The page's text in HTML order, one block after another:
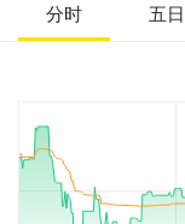
52周最高
100.41
股息
分时 五日